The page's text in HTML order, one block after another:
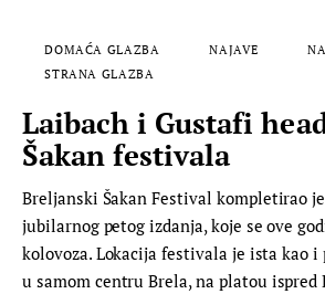
DOMAĆA GLAZBA NAJAVE
STRANA GLAZBA
Laibach i Gustafi
Šakan festivala
Breljanski Šakan Festival kompletirao
jubilarnog petog izdanja, koje se ove
kolovoza. Lokacija festivala je ista kao
u samom centru Brela, na platou ispred